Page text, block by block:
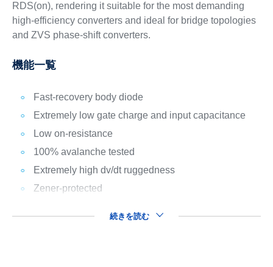
RDS(on), rendering it suitable for the most demanding
high‑efficiency converters and ideal for bridge topologies
and ZVS phase-shift converters.
機能一覧
Fast-recovery body diode
Extremely low gate charge and input capacitance
Low on-resistance
100% avalanche tested
Extremely high dv/dt ruggedness
Zener-protected
続きを読む